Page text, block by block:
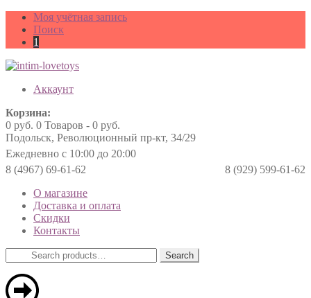
Моя учётная запись
Поиск
1
Аккаунт
Корзина:
0 руб. 0 Товаров - 0 руб.
Подольск, Революционный пр-кт, 34/29
Ежедневно с 10:00 до 20:00
8 (4967) 69-61-62
8 (929) 599-61-62
О магазине
Доставка и оплата
Скидки
Контакты
Search
for:
Search